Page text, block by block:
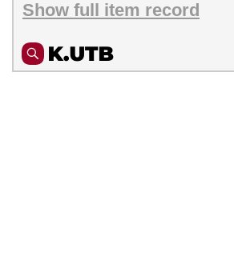
Show full item record